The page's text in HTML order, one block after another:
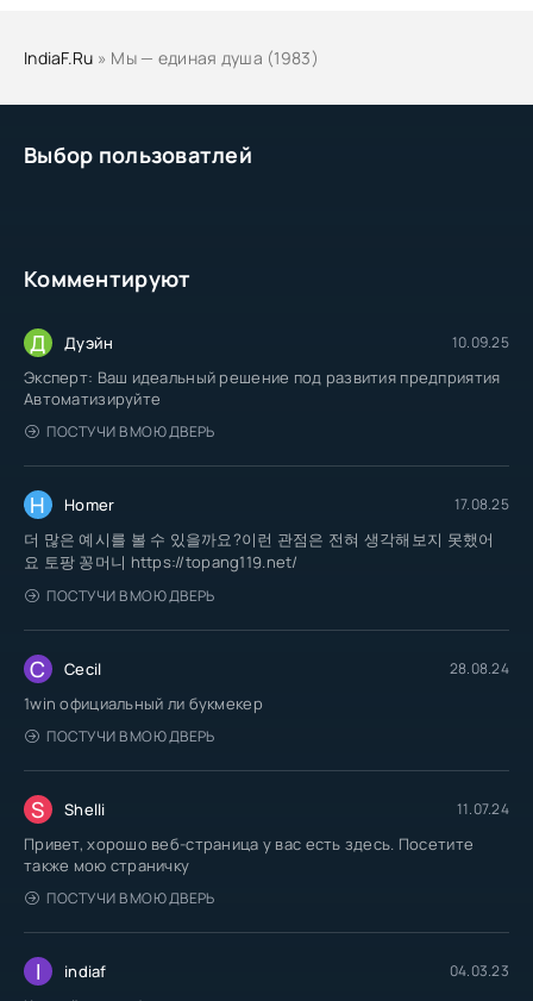
Выбор пользоватлей
Комментируют
Д Дуэйн 10.09.25
Эксперт: Ваш идеальный решение под развития предприятия
Автоматизируйте
ПОСТУЧИ В МОЮ ДВЕРЬ
H Homer 17.08.25
더 많은 예시를 볼 수 있을까요?이런 관점은 전혀 생각해보지 못했어
요 토팡 꽁머니 https://topang119.net/
ПОСТУЧИ В МОЮ ДВЕРЬ
C Cecil 28.08.24
1win официальный ли букмекер
ПОСТУЧИ В МОЮ ДВЕРЬ
S Shelli 11.07.24
Привет, хорошо веб-страница у вас есть здесь. Посетите
также мою страничку
ПОСТУЧИ В МОЮ ДВЕРЬ
I indiaf 04.03.23
IndiaF.Ru » Мы — единая душа (1983)